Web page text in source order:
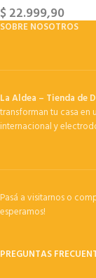
$22.999,90
SOBRE NOSOTROS
La Aldea – Tienda de
transforman tu casa en
internacional y
Pasá a visitarnos o
esperamos!
PREGUNTAS